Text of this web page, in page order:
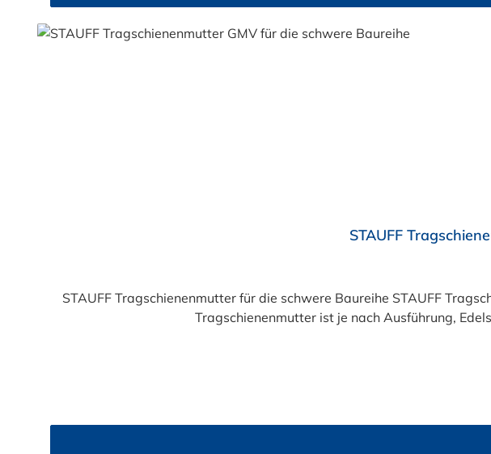
STAUFF
STAUFF Tragschienenmutter für die schwere Baureihe STAUFF
Tragschienenmutter ist je nach Ausführung,